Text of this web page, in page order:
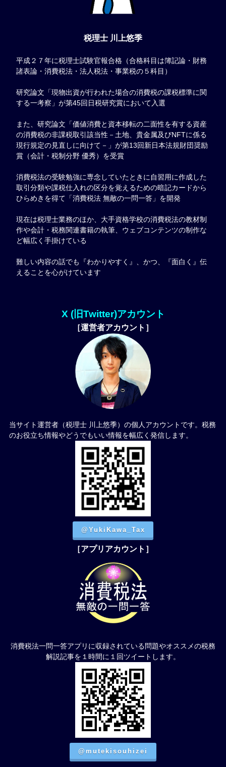
税理士 川上悠季
平成２７年に税理士試験官報合格（合格科目は簿記論・財務
諸表論・消費税法・法人税法・事業税の５科目）
研究論文「現物出資が行われた場合の消費税の課税標準に関
する一考察」が第45回日税研究賞において入選
また、研究論文「価値消費と資本移転の二面性を有する資産
の消費税の非課税取引該当性－土地、貴金属及びNFTに係る
現行規定の見直しに向けて－」が第13回新日本法規財団奨励
賞（会計・税制分野 優秀）を受賞
消費税法の受験勉強に専念していたときに自習用に作成した
取引分類や課税仕入れの区分を覚えるための暗記カードから
ひらめきを得て「消費税法 無敵の一問一答」を開発
現在は税理士業務のほか、大手資格学校の消費税法の教材制
作や会計・税務関連書籍の執筆、ウェブコンテンツの制作な
ど幅広く手掛けている
難しい内容の話でも『わかりやすく』、かつ、『面白く』伝
えることを心がけています
X (旧Twitter)アカウント
［運営者アカウント］
当サイト運営者（税理士 川上悠季）の個人アカウントです。税務
のお役立ち情報やどうでもいい情報を幅広く発信します。
@YukiKawa_Tax
［アプリアカウント］
消費税法一問一答アプリに収録されている問題やオススメの税務
解説記事を１時間に１回ツイートします。
@mutekisouhizei